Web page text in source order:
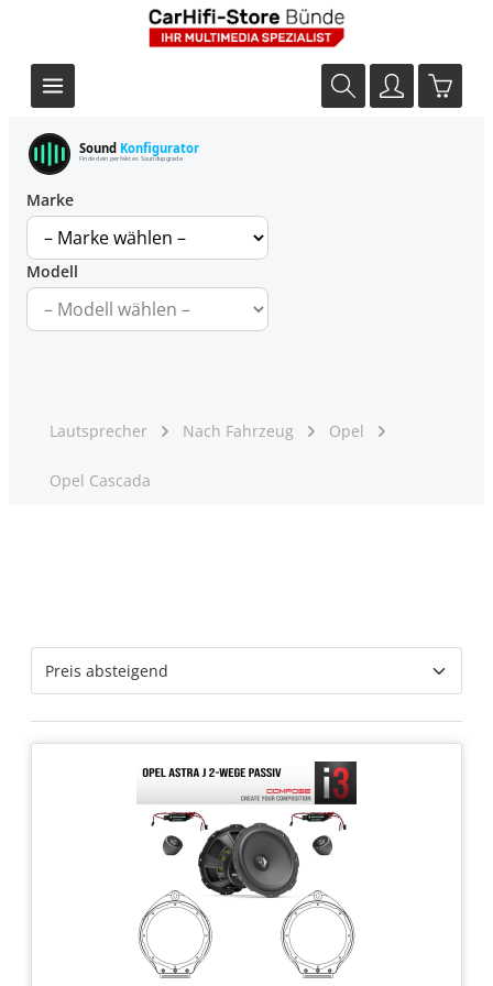
Sound Konfigurator
Finde dein perfektes Soundupgrade
Marke
Modell
Lautsprecher Nach Fahrzeug Opel
Opel Cascada